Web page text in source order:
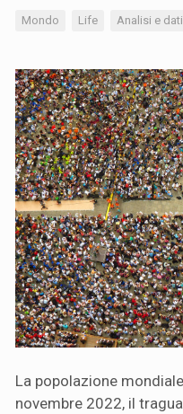
Mondo Life Analisi e dati
La popolazione
novembre 2022, il